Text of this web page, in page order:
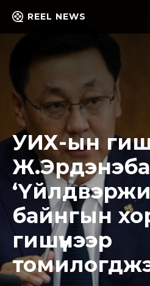
REEL NEWS
УИХ-ын
байнгын
гишүүнээр